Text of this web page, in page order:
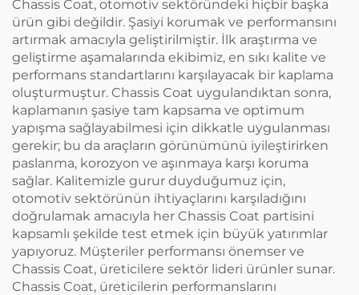
Chassis Coat, otomotiv sektöründeki hiçbir başka
ürün gibi değildir. Şasiyi korumak ve performansını
artırmak amacıyla geliştirilmiştir. İlk araştırma ve
geliştirme aşamalarında ekibimiz, en sıkı kalite ve
performans standartlarını karşılayacak bir kaplama
oluşturmuştur. Chassis Coat uygulandıktan sonra,
kaplamanın şasiye tam kapsama ve optimum
yapışma sağlayabilmesi için dikkatle uygulanması
gerekir; bu da araçların görünümünü iyileştirirken
paslanma, korozyon ve aşınmaya karşı koruma
sağlar. Kalitemizle gurur duyduğumuz için,
otomotiv sektörünün ihtiyaçlarını karşıladığını
doğrulamak amacıyla her Chassis Coat partisini
kapsamlı şekilde test etmek için büyük yatırımlar
yapıyoruz. Müşteriler performansı önemser ve
Chassis Coat, üreticilere sektör lideri ürünler sunar.
Chassis Coat, üreticilerin performanslarını